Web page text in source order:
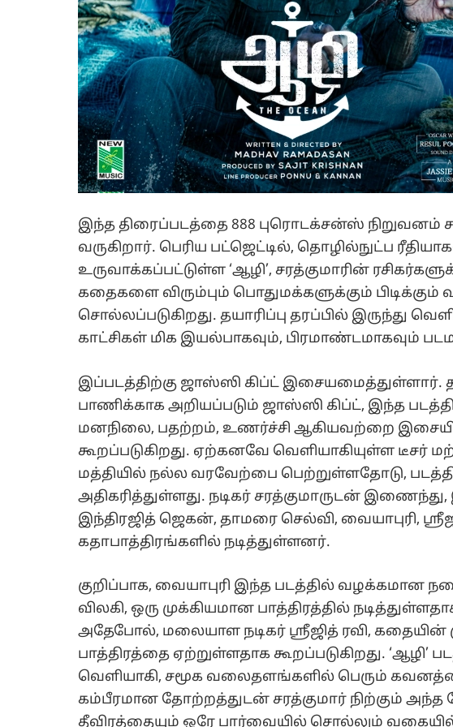
இந்த திரைப்படத்தை 888 புரொடக்சன்ஸ் நிறுவனம்
வருகிறார். பெரிய பட்ஜெட்டில், தொழில்நுட்ப
உருவாக்கப்பட்டுள்ள ‘ஆழி’, சரத்குமாரின்
கதைகளை விரும்பும் பொதுமக்களுக்கும் பிடிக்கும்
சொல்லப்படுகிறது. தயாரிப்பு தரப்பில் இருந்து
காட்சிகள் மிக இயல்பாகவும், பிரமாண்டமாகவும்
இப்படத்திற்கு ஜாஸ்ஸி கிப்ட்
பாணிக்காக அறியப்படும் ஜாஸ்ஸி கிப்ட், இந்த
மனநிலை, பதற்றம், உணர்ச்சி ஆகியவற்றை
கூறப்படுகிறது. ஏற்கனவே வெளியாகியுள்ள டீசர்
மத்தியில் நல்ல வரவேற்பை பெற்றுள்ளதோடு,
அதிகரித்துள்ளது. நடிகர் சரத்குமாருடன்
இந்திரஜித் ஜெகன், தாமரை செல்வி, வையாபுரி,
கதாபாத்திரங்களில் நடித்துள்ளனர்.
குறிப்பாக, வையாபுரி இந்த படத்தில் வழக்கமான
விலகி, ஒரு முக்கியமான பாத்திரத்தில்
அதேபோல், மலையாள நடிகர் ஸ்ரீஜித் ரவி, கதையின்
பாத்திரத்தை ஏற்றுள்ளதாக கூறப்படுகிறது.
வெளியாகி, சமூக வலைதளங்களில் பெரும்
கம்பீரமான தோற்றத்துடன் சரத்குமார் நிற்கும்
தீவிரத்தையும் ஒரே பார்வையில் சொல்லும் வகையில்